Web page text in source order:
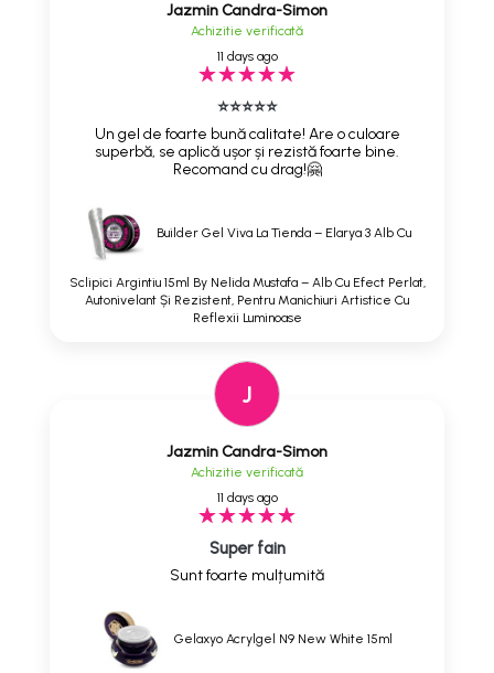
Jazmin Candra-Simon
Achizitie verificată
11 days ago
⭐⭐⭐⭐⭐
Un gel de foarte bună calitate! Are o culoare
superbă, se aplică ușor și rezistă foarte bine.
Recomand cu drag!🤗
Builder Gel Viva La Tienda – Elarya 3 Alb Cu
Sclipici Argintiu 15ml By Nelida Mustafa – Alb Cu Efect Perlat,
Autonivelant Și Rezistent, Pentru Manichiuri Artistice Cu
Reflexii Luminoase
J
Jazmin Candra-Simon
Achizitie verificată
11 days ago
Super fain
Sunt foarte mulțumită
Gelaxyo Acrylgel N9 New White 15ml